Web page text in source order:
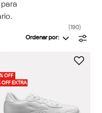
190
Ordenar por
OFF
OFF EXTRA